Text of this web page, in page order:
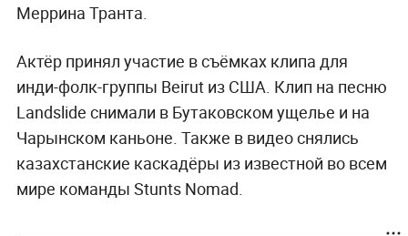
Меррина Транта.
Актёр принял участие в съёмках клипа для
инди-фолк-группы Beirut из США. Клип на песню
Landslide снимали в Бутаковском ущелье и на
Чарынском каньоне. Также в видео снялись
казахстанские каскадёры из известной во всем
мире команды Stunts Nomad.